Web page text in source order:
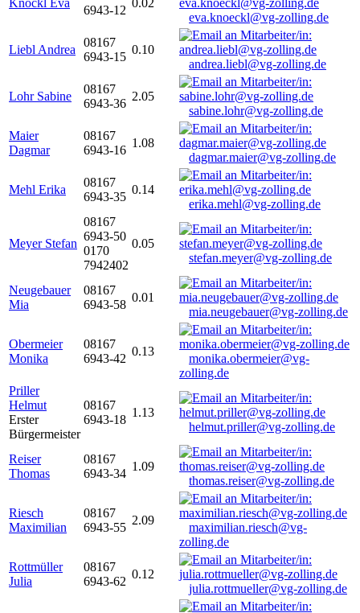
Knöckl Eva
6943-12
0.02
eva.knoeckl@vg-zolling.de
Liebl Andrea
08167
6943-15
0.10
andrea.liebl@vg-zolling.de
Lohr Sabine
08167
6943-36
2.05
sabine.lohr@vg-zolling.de
Maier
Dagmar
08167
6943-16
1.08
dagmar.maier@vg-zolling.de
Mehl Erika
08167
6943-35
0.14
erika.mehl@vg-zolling.de
Meyer Stefan
08167
6943-50
0170
7942402
0.05
stefan.meyer@vg-zolling.de
Neugebauer
Mia
08167
6943-58
0.01
mia.neugebauer@vg-zolling.de
Obermeier
Monika
08167
6943-42
0.13
monika.obermeier@vg-
zolling.de
Priller
Helmut
Erster
Bürgermeister
08167
6943-18
1.13
helmut.priller@vg-zolling.de
Reiser
Thomas
08167
6943-34
1.09
thomas.reiser@vg-zolling.de
Riesch
Maximilian
08167
6943-55
2.09
maximilian.riesch@vg-
zolling.de
Rottmüller
Julia
08167
6943-62
0.12
julia.rottmueller@vg-zolling.de